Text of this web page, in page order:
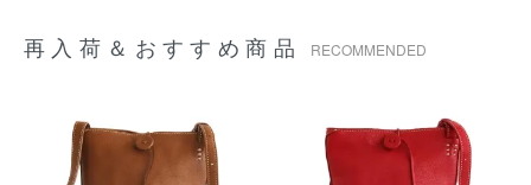
再入荷＆おすすめ商品 RECOMMENDED